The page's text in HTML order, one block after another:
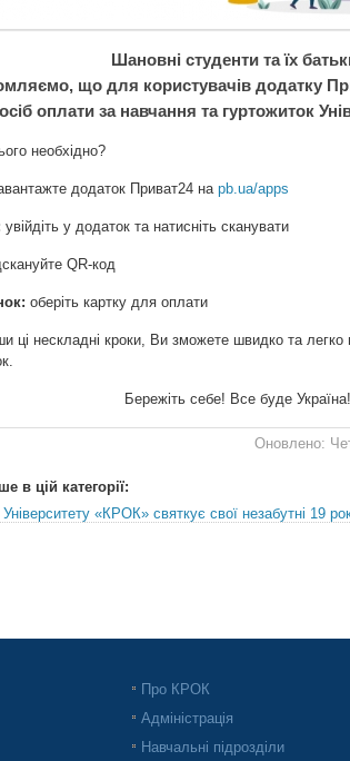
Шановні студенти та їх
що для користувачів додатку
оплати за навчання та гуртожиток
необхідно?
додаток Приват24 наpb.ua/apps
увійдіть у додаток та натисніть сканувати
QR-код
оберіть картку для оплати
ці нескладні кроки, Ви зможете швидко та легко
Бережіть себе! Все буде Україна!
Оновлено:
в цій категорії:
«КРОК» святкує свої незабутні 19
Про КРОК
Адміністрація
Навчальні підрозділи